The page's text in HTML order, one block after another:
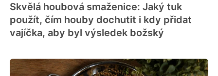
Skvělá houbová smaženice: Jaký tuk
použít, čím houby dochutit i kdy přidat
vajíčka, aby byl výsledek božský